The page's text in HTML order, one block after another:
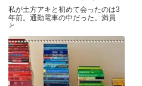
私が土方アキと初めて会ったのは3
年前。通勤電車の中だった。満員
と.....